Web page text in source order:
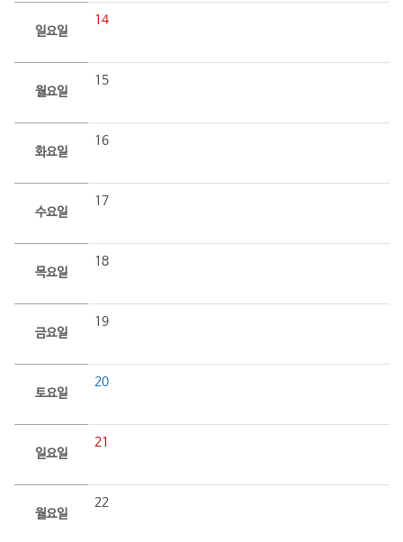
일요일
14
월요일
15
화요일
16
수요일
17
목요일
18
금요일
19
토요일
20
일요일
21
월요일
22